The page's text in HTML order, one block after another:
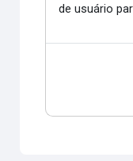
de usuário